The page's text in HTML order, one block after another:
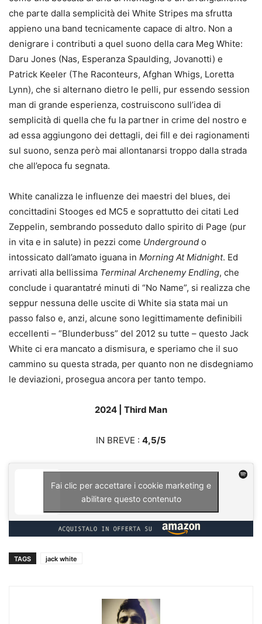
che parte dalla semplicità dei White Stripes ma sfrutta
appieno una band tecnicamente capace di altro. Non a
denigrare i contributi a quel suono della cara Meg White:
Daru Jones (Nas, Esperanza Spaulding, Jovanotti) e
Patrick Keeler (The Raconteurs, Afghan Whigs, Loretta
Lynn), che si alternano dietro le pelli, pur essendo session
man di grande esperienza, costruiscono sull’idea di
semplicità di quella che fu la partner in crime del nostro e
ad essa aggiungono dei dettagli, dei fill e dei ragionamenti
sul suono, senza però mai allontanarsi troppo dalla strada
che all’epoca fu segnata.
White canalizza le influenze dei maestri del blues, dei
concittadini Stooges ed MC5 e soprattutto dei citati Led
Zeppelin, sembrando posseduto dallo spirito di Page (pur
in vita e in salute) in pezzi come Underground o
intossicato dall’amato iguana in Morning At Midnight. Ed
arrivati alla bellissima Terminal Archenemy Endling, che
conclude i quarantatré minuti di “No Name”, si realizza che
seppur nessuna delle uscite di White sia stata mai un
passo falso e, anzi, alcune sono legittimamente definibili
eccellenti – “Blunderbuss” del 2012 su tutte – questo Jack
White ci era mancato a dismisura, e speriamo che il suo
cammino su questa strada, per quanto non ne disdegniamo
le deviazioni, prosegua ancora per tanto tempo.
2024 | Third Man
IN BREVE : 4,5/5
Fai clic per accettare i cookie marketing e
abilitare questo contenuto
TAGS jack white